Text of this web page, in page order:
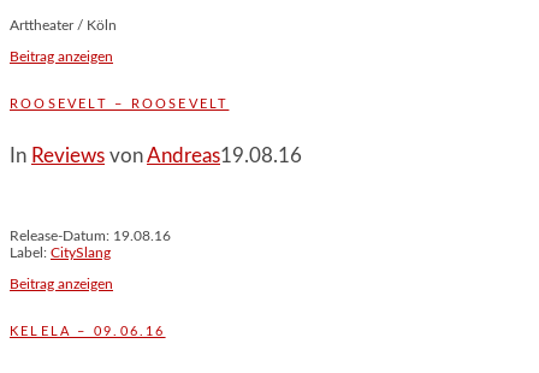
Arttheater / Köln
Beitrag anzeigen
ROOSEVELT – ROOSEVELT
In Reviews vonAndreas19.08.16
Release-Datum: 19.08.16
Label: CitySlang
Beitrag anzeigen
KELELA – 09.06.16